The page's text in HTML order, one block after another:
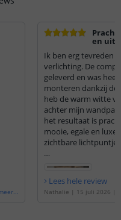
...
en
Ik ben erg tevreden
verlichting. De
geleverd en was
monteren dankzij de
heb de warm witte
achter mijn
het resultaat is
mooie, egale en
zichtbare
Ik heb gekozen
werkt. Je kunt de
dimmen en precies
Lees hele review
Nathalie | 15 juli 2026 |